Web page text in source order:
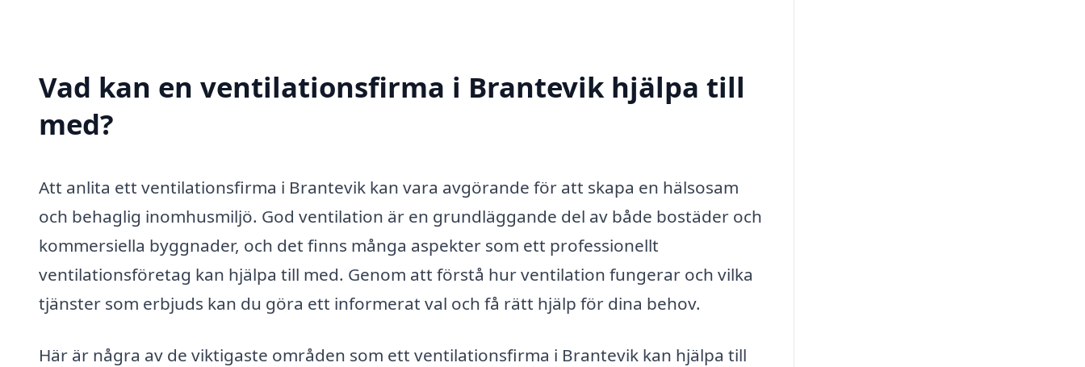
Vad kan en ventilationsfirma i Brantevik hjälpa till
med?
Att anlita ett ventilationsfirma i Brantevik kan vara avgörande för att skapa en hälsosam
och behaglig inomhusmiljö. God ventilation är en grundläggande del av både bostäder och
kommersiella byggnader, och det finns många aspekter som ett professionellt
ventilationsföretag kan hjälpa till med. Genom att förstå hur ventilation fungerar och vilka
tjänster som erbjuds kan du göra ett informerat val och få rätt hjälp för dina behov.
Här är några av de viktigaste områden som ett ventilationsfirma i Brantevik kan hjälpa till